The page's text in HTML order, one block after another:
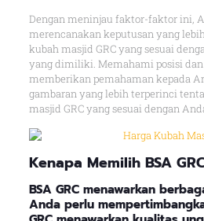
Dengan meninjau faktor-faktor ini,
merencanakan keputusan yang
kubah masjid GRC yang sesuai
yang dimiliki. Memahami posisi
memberikan pemahaman kepada
gambaran yang lebih terperinci
masjid GRC yang sesuai dengan
Kenapa Memilih BSA
BSA GRC menawarkan
Anda perlu